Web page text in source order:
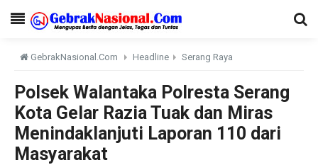
GebrakNasional.Com Headline Serang Raya
Polsek Walantaka Polresta Serang
Kota Gelar Razia Tuak dan Miras
Menindaklanjuti Laporan 110 dari
Masyarakat